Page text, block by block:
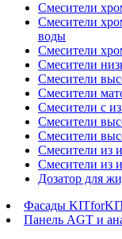
Смесители
Смесители
воды
Смесители
Смесители
Смесители
Смесители
Смесители с
Смесители
Смесители
Смесители из
Смесители из
Дозатор для
Фасады
Панель AGT и